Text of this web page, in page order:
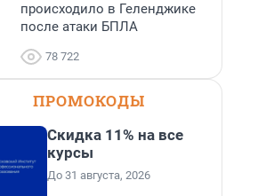
происходило в Геленджике
после атаки БПЛА
78 722
ПРОМОКОДЫ
Скидка 11% на все
курсы
До 31 августа, 2026